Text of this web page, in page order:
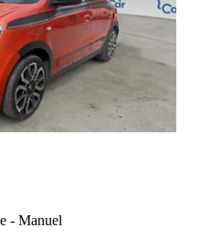
- Manuel